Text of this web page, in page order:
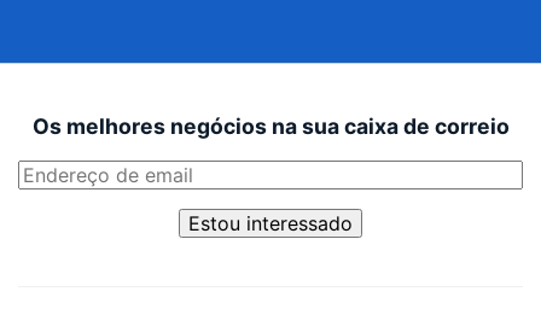
Os melhores negócios na sua caixa de correio
Estou interessado